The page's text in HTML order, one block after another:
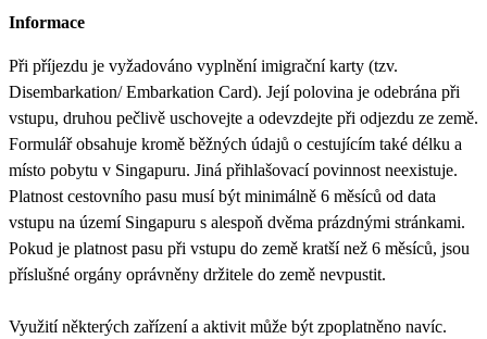
Informace
Při příjezdu je vyžadováno vyplnění imigrační karty (tzv.
Disembarkation/ Embarkation Card). Její polovina je odebrána při
vstupu, druhou pečlivě uschovejte a odevzdejte při odjezdu ze země.
Formulář obsahuje kromě běžných údajů o cestujícím také délku a
místo pobytu v Singapuru. Jiná přihlašovací povinnost neexistuje.
Platnost cestovního pasu musí být minimálně 6 měsíců od data
vstupu na území Singapuru s alespoň dvěma prázdnými stránkami.
Pokud je platnost pasu při vstupu do země kratší než 6 měsíců, jsou
příslušné orgány oprávněny držitele do země nevpustit.
Využití některých zařízení a aktivit může být zpoplatněno navíc.